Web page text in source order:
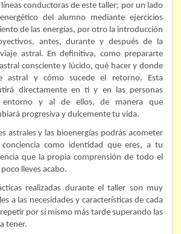
de la conciencia
Evolutiva
- - Próximamente TALLER
Entrenamiento mental
conductoras de este taller; por un lado
del alumno mediante ejercicios
de las energías, por otro la introducción
antes, durante y después de la
astral. En definitiva, como prepararte
consciente y lúcido, qué hacer y donde
astral y cómo sucede el retorno. Esta
directamente en ti y en las personas
y al de ellos, de manera que
progresiva y dulcemente tu vida.
astrales y las bioenergías podrás acometer
como identidad que eres, a tu
que la propia comprensión de todo el
lleves acabo.
realizadas durante el taller son muy
a las necesidades y características de cada
por sí mismo más tarde superando las
tener.